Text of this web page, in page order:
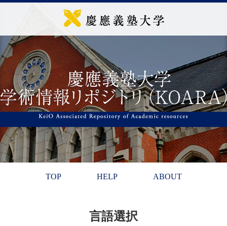
TOP HELP ABOUT
言語選択